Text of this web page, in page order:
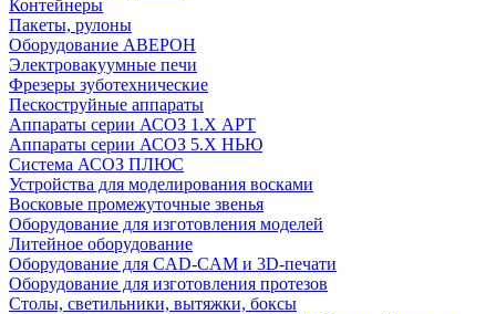
Контейнеры
Пакеты, рулоны
Оборудование АВЕРОН
Электровакуумные печи
Фрезеры зуботехнические
Пескоструйные аппараты
Аппараты серии АСОЗ 1.Х АРТ
Аппараты серии АСОЗ 5.Х НЬЮ
Система АСОЗ ПЛЮС
Устройства для моделирования восками
Восковые промежуточные звенья
Оборудование для изготовления моделей
Литейное оборудование
Оборудование для CAD-CAM и 3D-печати
Оборудование для изготовления протезов
Cтолы, светильники, вытяжки, боксы